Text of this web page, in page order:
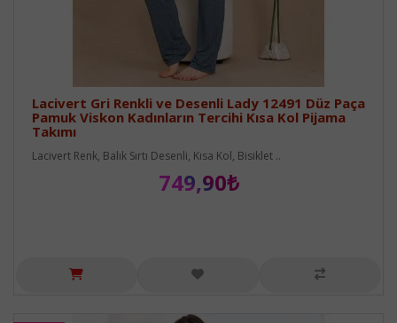
Lacivert Gri Renkli ve Desenli Lady 12491 Düz Paça
Pamuk Viskon Kadınların Tercihi Kısa Kol Pijama
Takımı
Lacivert Renk, Balık Sırtı Desenli, Kısa Kol, Bisiklet ..
749,90₺